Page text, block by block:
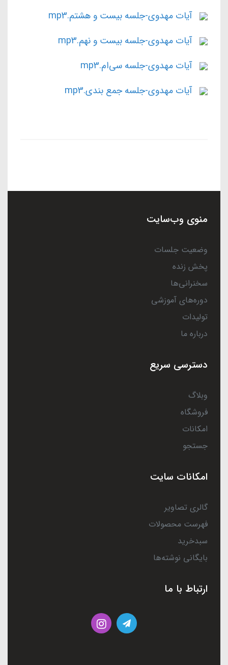
آیات مهدوی-جلسه بیست و هشتم.mp3
آیات مهدوی-جلسه بیست و نهم.mp3
آیات مهدوی-جلسه سی‌ام.mp3
آیات مهدوی-جلسه جمع بندی.mp3
منوی وب‌سایت
وضعیت جلسات
پخش زنده
سخنرانی‌ها
دوره‌های آموزشی
تولیدات
درباره ما
دسترسی سریع
وبلاگ
فروشگاه
امکانات
جستجو
امکانات سایت
گالری تصاویر
فهرست محصولات
سبدخرید
بایگانی نوشته‌ها
ارتباط با ما